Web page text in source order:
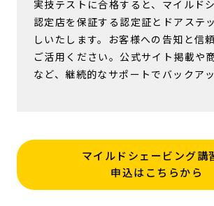
実技テストに合格すると、マイルド
認定店を保証する認定証とドアステ
しいたします。お客様への告知と信
ご活用ください。公式サイト掲載や
など、継続的なサポートでバックア
マイルドシェービング講
申込はこちらから